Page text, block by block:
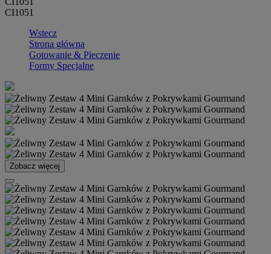
CI1051
Wstecz
Strona główna
Gotowanie & Pieczenie
Formy Specjalne
Zobacz więcej